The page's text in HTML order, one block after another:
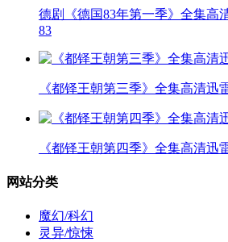
德剧《德国83年第一季》全集高
83
《都铎王朝第三季》全集高清迅
《都铎王朝第四季》全集高清迅
网站分类
魔幻/科幻
灵异/惊悚